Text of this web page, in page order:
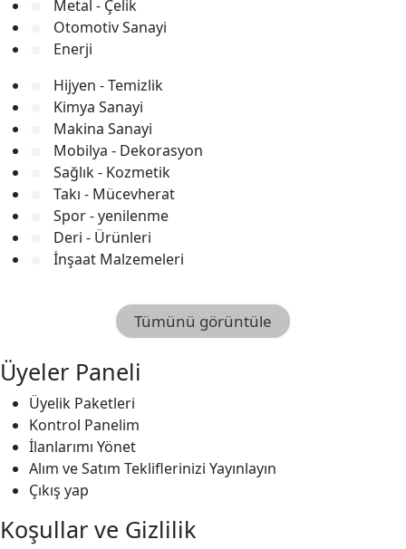
Metal - Çelik
Otomotiv Sanayi
Enerji
Hijyen - Temizlik
Kimya Sanayi
Makina Sanayi
Mobilya - Dekorasyon
Sağlık - Kozmetik
Takı - Mücevherat
Spor - yenilenme
Deri - Ürünleri
İnşaat Malzemeleri
Tümünü görüntüle
Üyeler Paneli
Üyelik Paketleri
Kontrol Panelim
İlanlarımı Yönet
Alım ve Satım Tekliflerinizi Yayınlayın
Çıkış yap
Koşullar ve Gizlilik